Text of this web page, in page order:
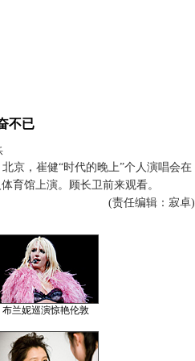
不已
北京，崔健“时代的晚上”个人演唱会在
育馆上演。顾长卫前来观看。
(责任编辑：寂卓)
布兰妮巡演惊艳伦敦